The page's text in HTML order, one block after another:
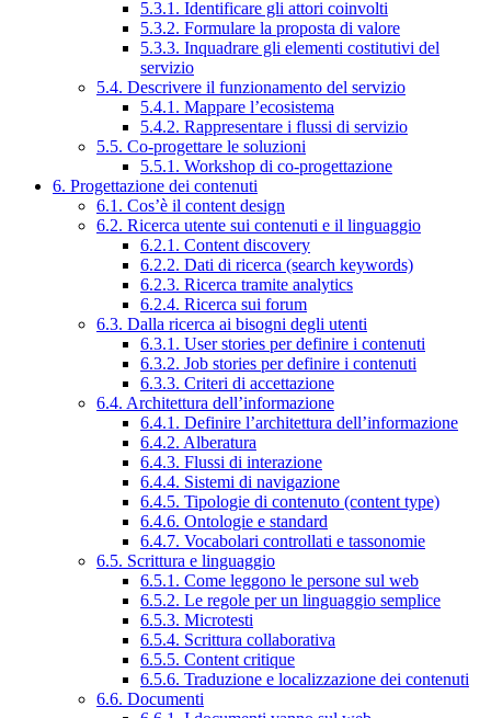
5.3.1. Identificare gli attori coinvolti
5.3.2. Formulare la proposta di valore
5.3.3. Inquadrare gli elementi costitutivi del
servizio
5.4. Descrivere il funzionamento del servizio
5.4.1. Mappare l’ecosistema
5.4.2. Rappresentare i flussi di servizio
5.5. Co-progettare le soluzioni
5.5.1. Workshop di co-progettazione
6. Progettazione dei contenuti
6.1. Cos’è il content design
6.2. Ricerca utente sui contenuti e il linguaggio
6.2.1. Content discovery
6.2.2. Dati di ricerca (search keywords)
6.2.3. Ricerca tramite analytics
6.2.4. Ricerca sui forum
6.3. Dalla ricerca ai bisogni degli utenti
6.3.1. User stories per definire i contenuti
6.3.2. Job stories per definire i contenuti
6.3.3. Criteri di accettazione
6.4. Architettura dell’informazione
6.4.1. Definire l’architettura dell’informazione
6.4.2. Alberatura
6.4.3. Flussi di interazione
6.4.4. Sistemi di navigazione
6.4.5. Tipologie di contenuto (content type)
6.4.6. Ontologie e standard
6.4.7. Vocabolari controllati e tassonomie
6.5. Scrittura e linguaggio
6.5.1. Come leggono le persone sul web
6.5.2. Le regole per un linguaggio semplice
6.5.3. Microtesti
6.5.4. Scrittura collaborativa
6.5.5. Content critique
6.5.6. Traduzione e localizzazione dei contenuti
6.6. Documenti